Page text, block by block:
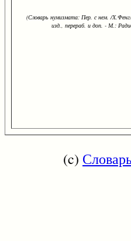
(Словарь нумизмата: Пер. с нем. /
изд., перераб. и доп. - М.:
(c)